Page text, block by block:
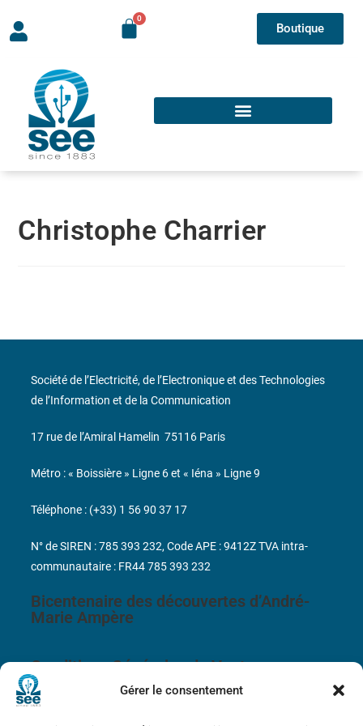
Gérer le consentement
Boutique
Christophe Charrier
Bicentenaire des découvertes d’André-
Marie Ampère
Conditions Générales de Vente
Société de l’Electricité, de l’Electronique et des Technologies
de l’Information et de la Communication
17 rue de l’Amiral Hamelin 75116 Paris
Métro : « Boissière » Ligne 6 et « Iéna » Ligne 9
Téléphone : (+33) 1 56 90 37 17
N° de SIREN : 785 393 232, Code APE : 9412Z TVA intra-
communautaire : FR44 785 393 232